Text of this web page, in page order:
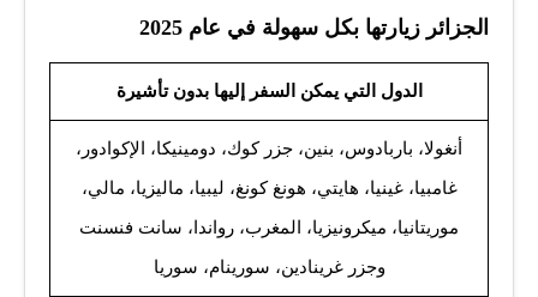
الجزائر زيارتها بكل سهولة في عام 2025
الدول التي يمكن السفر إليها بدون تأشيرة
أنغولا، باربادوس، بنين، جزر كوك، دومينيكا، الإكوادور،
غامبيا، غينيا، هايتي، هونغ كونغ، ليبيا، ماليزيا، مالي،
موريتانيا، ميكرونيزيا، المغرب، رواندا، سانت فنسنت
وجزر غرينادين، سورينام، سوريا